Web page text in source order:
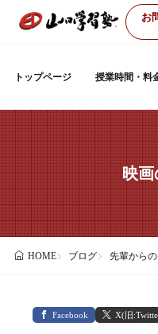
お
トップページ 授業時間・料
映画
HOME ブログ 先輩から
Facebook X(旧